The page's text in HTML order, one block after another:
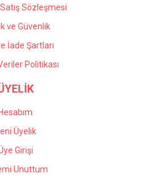
Sözleşmesi
ve Güvenlik
İade Şartları
Politikası
Hesabım
Üyelik
Girişi
Unuttum